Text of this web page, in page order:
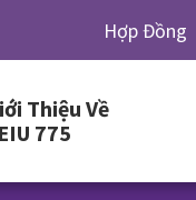
Hợp Đồng
Thiệu Về
775